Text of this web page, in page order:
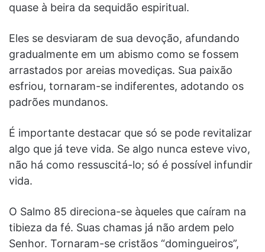
quase à beira da sequidão espiritual.
Eles se desviaram de sua devoção, afundando
gradualmente em um abismo como se fossem
arrastados por areias movediças. Sua paixão
esfriou, tornaram-se indiferentes, adotando os
padrões mundanos.
É importante destacar que só se pode revitalizar
algo que já teve vida. Se algo nunca esteve vivo,
não há como ressuscitá-lo; só é possível infundir
vida.
O Salmo 85 direciona-se àqueles que caíram na
tibieza da fé. Suas chamas já não ardem pelo
Senhor. Tornaram-se cristãos “domingueiros”,